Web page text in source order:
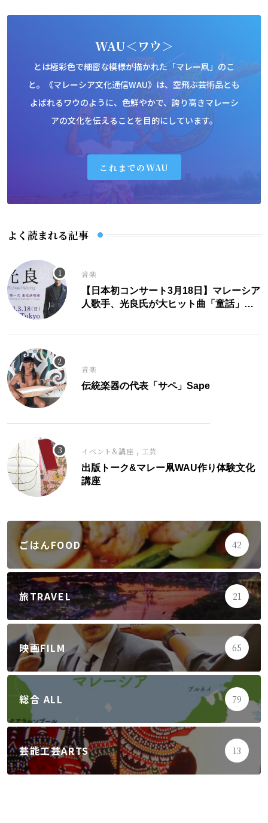
WAU＜ワウ＞
とは極彩色で細密な模様が描かれた「マレー凧」のこ
と。《マレーシア文化通信WAU》は、空飛ぶ芸術品とも
よばれるワウのように、色鮮やかで、誇り高きマレーシ
アの文化を伝えることを目的にしています。
これまでのWAU
よく読まれる記事
音楽
【日本初コンサート3月18日】マレーシア
人歌手、光良氏が大ヒット曲「童話」に
音楽
伝統楽器の代表「サペ」Sape
イベント&講座 , 工芸
出版トーク&マレー凧WAU作り体験文化
講座
ごはんFOOD 42
旅TRAVEL 21
映画FILM 65
総合 ALL 79
芸能工芸ARTS 13